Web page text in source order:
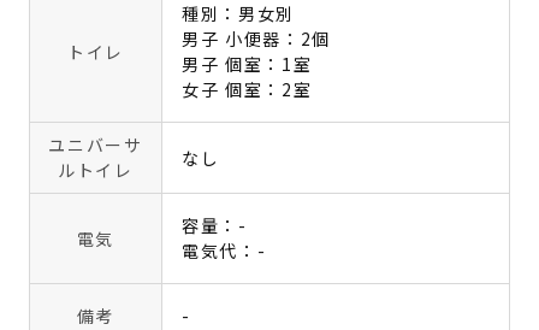
トイレ
種別：男女別
男子 小便器：2個
男子 個室：1室
女子 個室：2室
ユニバーサ
ルトイレ
なし
電気
容量：-
電気代：-
備考 -